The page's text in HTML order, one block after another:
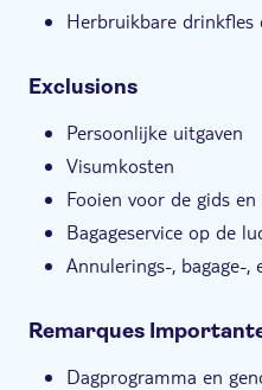
Herbruikbare
Exclusions
Persoonlijke uitgaven
Visumkosten
Fooien voor de gids
Bagageservice op de
Annulerings-, bagage-,
Remarques
Dagprogramma en